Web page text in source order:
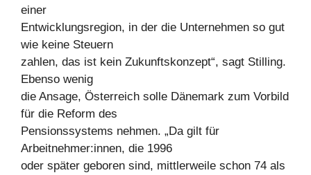
einer
Entwicklungsregion, in der die Unternehmen so gut
wie keine Steuern
zahlen, das ist kein Zukunftskonzept“, sagt Stilling.
Ebenso wenig
die Ansage, Österreich solle Dänemark zum Vorbild
für die Reform des
Pensionssystems nehmen. „Da gilt für
Arbeitnehmer:innen, die 1996
oder später geboren sind, mittlerweile schon 74 als